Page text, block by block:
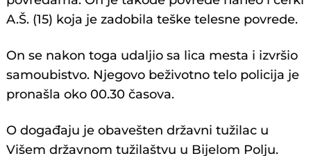
A.Š. (15) koja je zadobila teške telesne povrede.
On se nakon toga udaljio sa lica mesta i izvršio
samoubistvo. Njegovo beživotno telo policija je
pronašla oko 00.30 časova.
O događaju je obavešten državni tužilac u
Višem državnom tužilaštvu u Bijelom Polju.